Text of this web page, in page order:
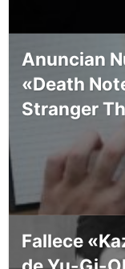
Anuncian
«Death
Stranger
Fallece